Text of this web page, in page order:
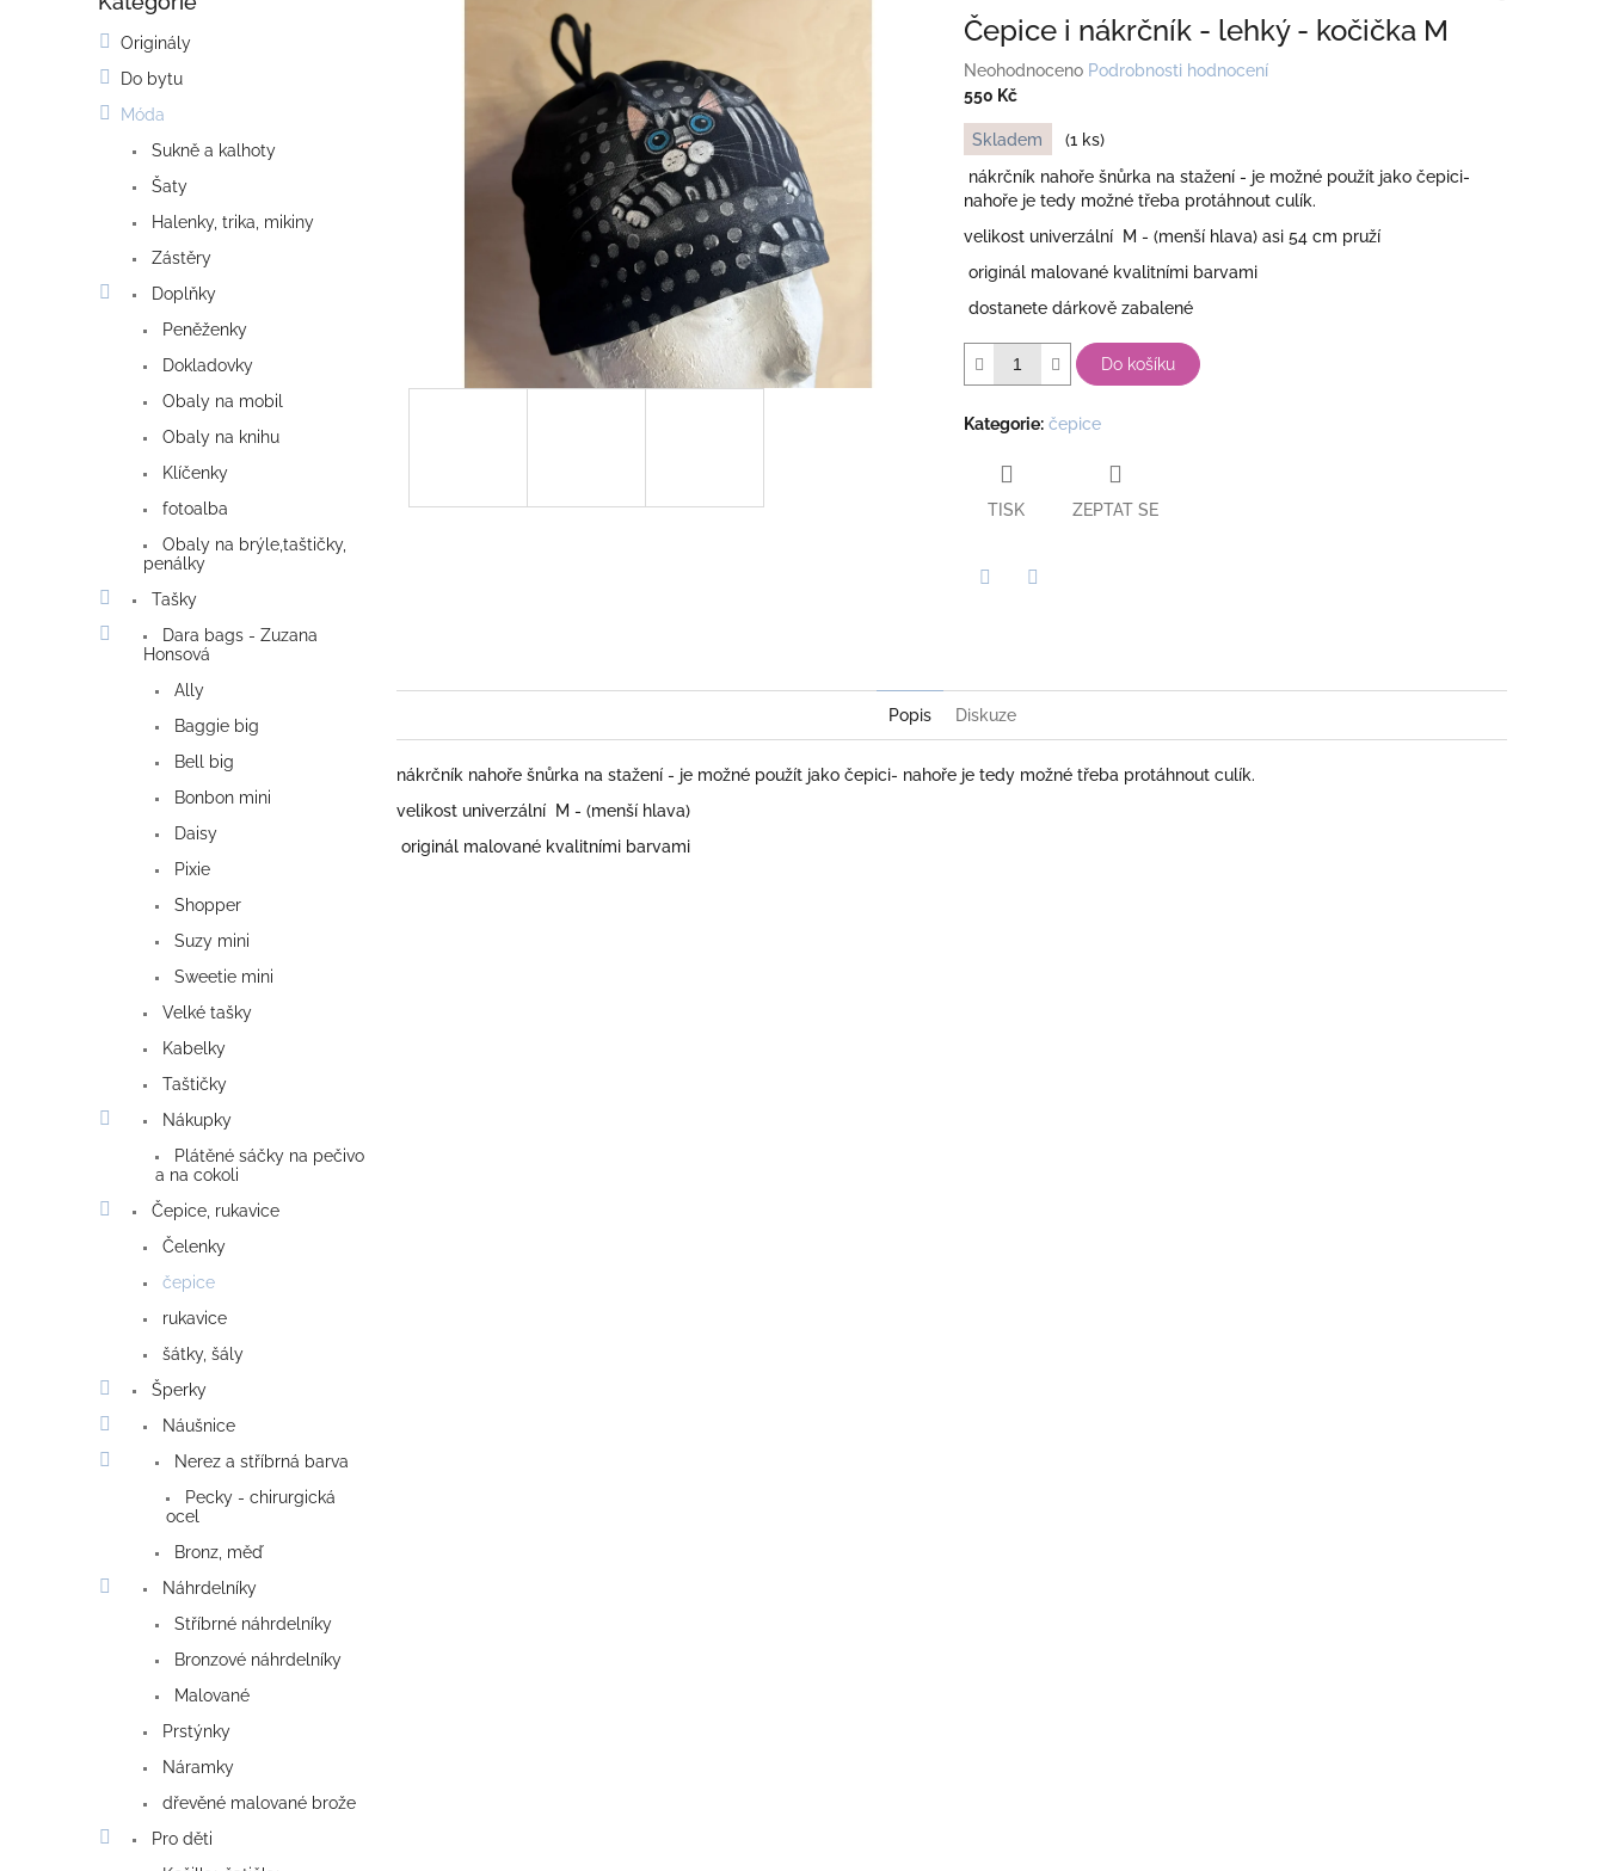
Originály
Do bytu
Móda
Sukně a kalhoty
Šaty
Halenky, trika, mikiny
Zástěry
Doplňky
Peněženky
Dokladovky
Obaly na mobil
Obaly na knihu
Klíčenky
fotoalba
Obaly na brýle,taštičky,
penálky
Tašky
Dara bags - Zuzana
Honsová
Ally
Baggie big
Bell big
Bonbon mini
Daisy
Pixie
Shopper
Suzy mini
Sweetie mini
Velké tašky
Kabelky
Taštičky
Nákupky
Plátěné sáčky na pečivo
a na cokoli
Čepice, rukavice
Čelenky
čepice
rukavice
šátky, šály
Šperky
Náušnice
Nerez a stříbrná barva
Pecky - chirurgická
ocel
Bronz, měď
Náhrdelníky
Stříbrné náhrdelníky
Bronzové náhrdelníky
Malované
Prstýnky
Náramky
dřevěné malované brože
Pro děti
Čepice i nákrčník - lehký - kočička M
Průměrné
hodnocení
je
0,0
z
5
hvězdiček.
Neohodnoceno Podrobnosti hodnocení
550 Kč
Měrná
cena:
Skladem
(1 ks)
nákrčník nahoře šnůrka na stažení - je možné použít jako čepici-
nahoře je tedy možné třeba protáhnout culík.
velikost univerzální M - (menší hlava) asi 54 cm pruží
originál malované kvalitními barvami
dostanete dárkově zabalené
Do košíku
Kategorie: čepice
TISK ZEPTAT SE
Popis Diskuze
nákrčník nahoře šnůrka na stažení - je možné použít jako čepici- nahoře je tedy možné třeba protáhnout culík.
velikost univerzální M - (menší hlava)
originál malované kvalitními barvami